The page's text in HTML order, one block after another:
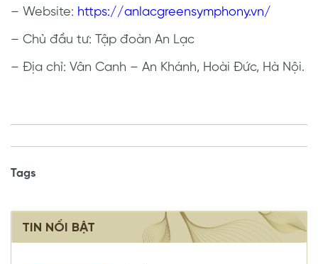
– Website: https://anlacgreensymphony.vn/
– Chủ đầu tư: Tập đoàn An Lạc
– Địa chỉ: Vân Canh – An Khánh, Hoài Đức, Hà Nội.
Tags
TIN NỔI BẬT